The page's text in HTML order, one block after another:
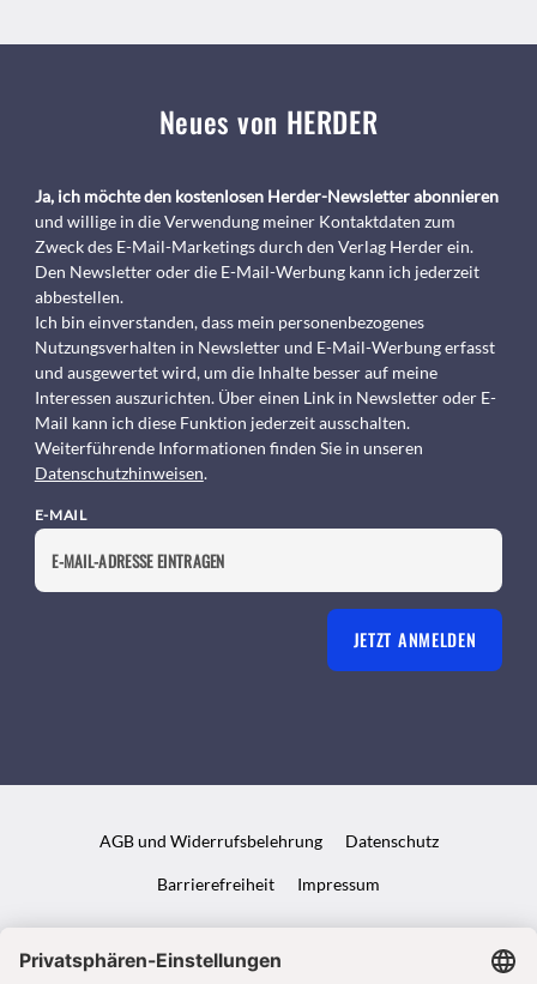
Neues von HERDER
Ja, ich möchte den kostenlosen Herder-Newsletter abonnieren
und willige in die Verwendung meiner Kontaktdaten zum
Zweck des E-Mail-Marketings durch den Verlag Herder ein.
Den Newsletter oder die E-Mail-Werbung kann ich jederzeit
abbestellen.
Ich bin einverstanden, dass mein personenbezogenes
Nutzungsverhalten in Newsletter und E-Mail-Werbung erfasst
und ausgewertet wird, um die Inhalte besser auf meine
Interessen auszurichten. Über einen Link in Newsletter oder E-
Mail kann ich diese Funktion jederzeit ausschalten.
Weiterführende Informationen finden Sie in unseren
Datenschutzhinweisen.
E-MAIL
JETZT ANMELDEN
AGB und Widerrufsbelehrung Datenschutz
Barrierefreiheit Impressum
VERTRAG WIDERRUFEN